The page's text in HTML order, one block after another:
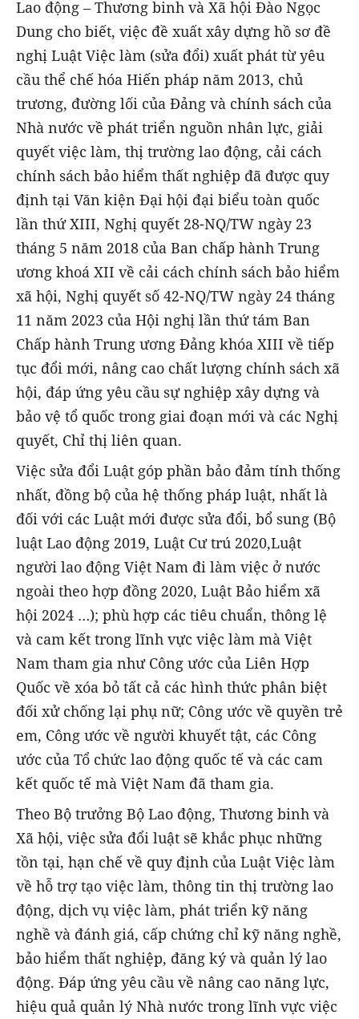
Lao động – Thương binh và Xã hội Đào Ngọc
Dung cho biết, việc đề xuất xây dựng hồ sơ đề
nghị Luật Việc làm (sửa đổi) xuất phát từ yêu
cầu thể chế hóa Hiến pháp năm 2013, chủ
trương, đường lối của Đảng và chính sách của
Nhà nước về phát triển nguồn nhân lực, giải
quyết việc làm, thị trường lao động, cải cách
chính sách bảo hiểm thất nghiệp đã được quy
định tại Văn kiện Đại hội đại biểu toàn quốc
lần thứ XIII, Nghị quyết 28-NQ/TW ngày 23
tháng 5 năm 2018 của Ban chấp hành Trung
ương khoá XII về cải cách chính sách bảo hiểm
xã hội, Nghị quyết số 42-NQ/TW ngày 24 tháng
11 năm 2023 của Hội nghị lần thứ tám Ban
Chấp hành Trung ương Đảng khóa XIII về tiếp
tục đổi mới, nâng cao chất lượng chính sách xã
hội, đáp ứng yêu cầu sự nghiệp xây dựng và
bảo vệ tổ quốc trong giai đoạn mới và các Nghị
quyết, Chỉ thị liên quan.
Việc sửa đổi Luật góp phần bảo đảm tính thống
nhất, đồng bộ của hệ thống pháp luật, nhất là
đối với các Luật mới được sửa đổi, bổ sung (Bộ
luật Lao động 2019, Luật Cư trú 2020,Luật
người lao động Việt Nam đi làm việc ở nước
ngoài theo hợp đồng 2020, Luật Bảo hiểm xã
hội 2024 …); phù hợp các tiêu chuẩn, thông lệ
và cam kết trong lĩnh vực việc làm mà Việt
Nam tham gia như Công ước của Liên Hợp
Quốc về xóa bỏ tất cả các hình thức phân biệt
đối xử chống lại phụ nữ; Công ước về quyền trẻ
em, Công ước về người khuyết tật, các Công
ước của Tổ chức lao động quốc tế và các cam
kết quốc tế mà Việt Nam đã tham gia.
Theo Bộ trưởng Bộ Lao động, Thương binh và
Xã hội, việc sửa đổi luật sẽ khắc phục những
tồn tại, hạn chế về quy định của Luật Việc làm
về hỗ trợ tạo việc làm, thông tin thị trường lao
động, dịch vụ việc làm, phát triển kỹ năng
nghề và đánh giá, cấp chứng chỉ kỹ năng nghề,
bảo hiểm thất nghiệp, đăng ký và quản lý lao
động. Đáp ứng yêu cầu về nâng cao năng lực,
hiệu quả quản lý Nhà nước trong lĩnh vực việc